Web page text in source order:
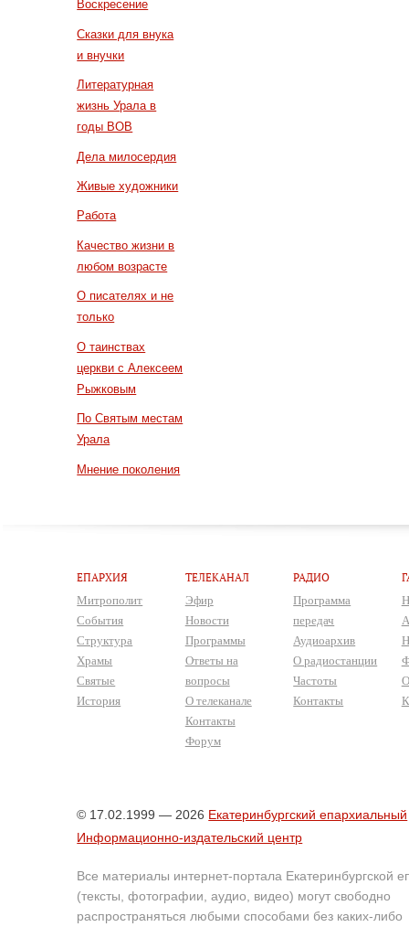
Воскресение
Сказки для внука
и внучки
Литературная
жизнь Урала в
годы ВОВ
Дела милосердия
Живые художники
Работа
Качество жизни в
любом возрасте
О писателях и не
только
О таинствах
церкви с Алексеем
Рыжковым
По Святым местам
Урала
Мнение поколения
ЕПАРХИЯ
Митрополит
События
Структура
Храмы
Святые
История
ТЕЛЕКАНАЛ
Эфир
Новости
Программы
Ответы на
вопросы
О телеканале
Контакты
Форум
РАДИО
Программа
передач
Аудиоархив
О радиостанции
Частоты
Контакты
© 17.02.1999 — 2026 Екатеринбургский епархиальный
Информационно-издательский центр
Все материалы интернет-портала Екатеринбургской
(тексты, фотографии, аудио, видео) могут свободно
распространяться любыми способами без каких-либо